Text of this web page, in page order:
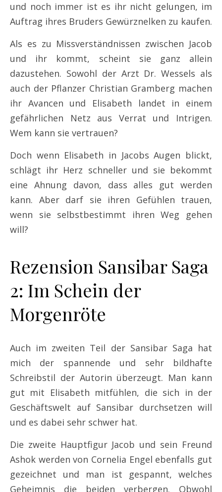
und noch immer ist es ihr nicht gelungen, im
Auftrag ihres Bruders Gewürznelken zu kaufen.
Als es zu Missverständnissen zwischen Jacob
und ihr kommt, scheint sie ganz allein
dazustehen. Sowohl der Arzt Dr. Wessels als
auch der Pflanzer Christian Gramberg machen
ihr Avancen und Elisabeth landet in einem
gefährlichen Netz aus Verrat und Intrigen.
Wem kann sie vertrauen?
Doch wenn Elisabeth in Jacobs Augen blickt,
schlägt ihr Herz schneller und sie bekommt
eine Ahnung davon, dass alles gut werden
kann. Aber darf sie ihren Gefühlen trauen,
wenn sie selbstbestimmt ihren Weg gehen
will?
Rezension Sansibar Saga
2: Im Schein der
Morgenröte
Auch im zweiten Teil der Sansibar Saga hat
mich der spannende und sehr bildhafte
Schreibstil der Autorin überzeugt. Man kann
gut mit Elisabeth mitfühlen, die sich in der
Geschäftswelt auf Sansibar durchsetzen will
und es dabei sehr schwer hat.
Die zweite Hauptfigur Jacob und sein Freund
Ashok werden von Cornelia Engel ebenfalls gut
gezeichnet und man ist gespannt, welches
Geheimnis die beiden verbergen. Obwohl